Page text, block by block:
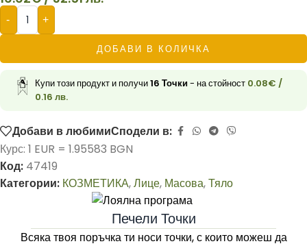
- +
ДОБАВИ В КОЛИЧКА
Купи този продукт и получи16 Точки- на стойност 0.08€ /
0.16 лв.
Добави в любимиСподели в:
Курс: 1 EUR = 1.95583 BGN
Код: 47419
Категории: КОЗМЕТИКА,Лице, Масова,Тяло
Печели Точки
Всяка твоя поръчка ти носи точки, с които можеш да